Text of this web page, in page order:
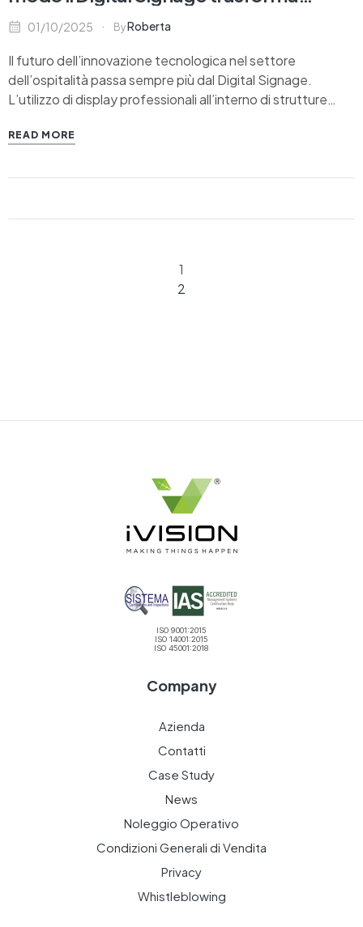
l’esperienza degli ospiti
01/10/2025 ByRoberta
Il futuro dell’innovazione tecnologica nel settore
dell’ospitalità passa sempre più dal Digital Signage.
L’utilizzo di display professionali all’interno di strutture
visitatori, ma aiuta gli operatori a ottimizzare il servizio,
L’esperienza dell’ospite inizia nel…
READ MORE
1
2
ISO 9001:2015
ISO 14001:2015
ISO 45001:2018
Company
Azienda
Contatti
Case Study
News
Noleggio Operativo
Condizioni Generali di Vendita
Privacy
Whistleblowing